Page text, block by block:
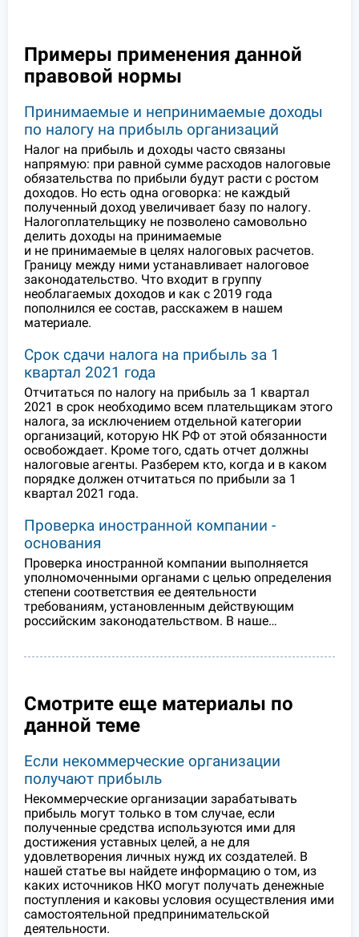
Примеры применения данной
правовой нормы
Принимаемые и непринимаемые доходы
по налогу на прибыль организаций
Налог на прибыль и доходы часто связаны
напрямую: при равной сумме расходов налоговые
обязательства по прибыли будут расти с ростом
доходов. Но есть одна оговорка: не каждый
полученный доход увеличивает базу по налогу.
Налогоплательщику не позволено самовольно
делить доходы на принимаемые
и не принимаемые в целях налоговых расчетов.
Границу между ними устанавливает налоговое
законодательство. Что входит в группу
необлагаемых доходов и как с 2019 года
пополнился ее состав, расскажем в нашем
материале.
Срок сдачи налога на прибыль за 1
квартал 2021 года
Отчитаться по налогу на прибыль за 1 квартал
2021 в срок необходимо всем плательщикам этого
налога, за исключением отдельной категории
организаций, которую НК РФ от этой обязанности
освобождает. Кроме того, сдать отчет должны
налоговые агенты. Разберем кто, когда и в каком
порядке должен отчитаться по прибыли за 1
квартал 2021 года.
Проверка иностранной компании -
основания
Проверка иностранной компании выполняется
уполномоченными органами с целью определения
степени соответствия ее деятельности
требованиям, установленным действующим
российским законодательством. В наше…
Смотрите еще материалы по
данной теме
Если некоммерческие организации
получают прибыль
Некоммерческие организации зарабатывать
прибыль могут только в том случае, если
полученные средства используются ими для
достижения уставных целей, а не для
удовлетворения личных нужд их создателей. В
нашей статье вы найдете информацию о том, из
каких источников НКО могут получать денежные
поступления и каковы условия осуществления ими
самостоятельной предпринимательской
деятельности.